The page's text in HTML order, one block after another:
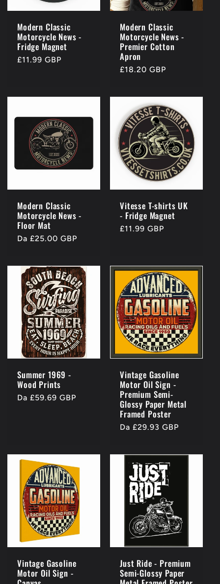
Modern Classic
Motorcycle News -
Fridge Magnet
Prezzo
£11.99 GBP
Modern Classic
Motorcycle News -
Premier Cotton
Apron
Prezzo
£18.20 GBP
Modern Classic
Motorcycle News -
Floor Mat
Prezzo
Da £25.00 GBP
Vitesse T-shirts UK
- Fridge Magnet
Prezzo
£11.99 GBP
Summer 1969 -
Wood Prints
Prezzo
Da £59.69 GBP
Vintage Gasoline
Motor Oil Sign -
Premium Semi-
Glossy Paper Metal
Framed Poster
Prezzo
Da £29.93 GBP
Vintage Gasoline
Motor Oil Sign -
Just Ride - Premium
Semi-Glossy Paper